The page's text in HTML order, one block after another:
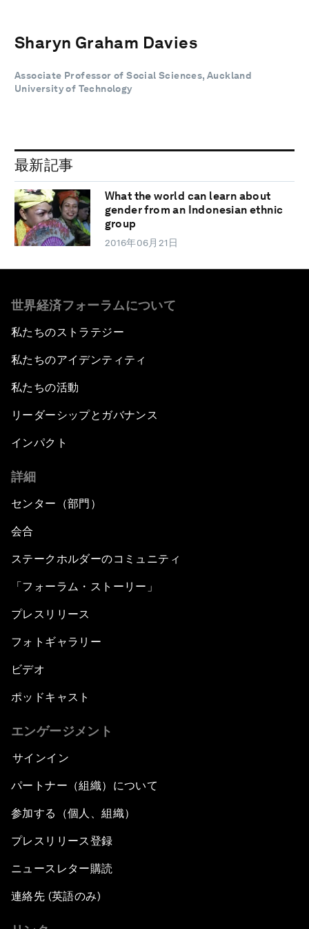
Sharyn Graham Davies
Associate Professor of Social Sciences, Auckland
University of Technology
最新記事
What the world can learn about
gender from an Indonesian ethnic
group
2016年06月21日
世界経済フォーラムについて
私たちのストラテジー
私たちのアイデンティティ
私たちの活動
リーダーシップとガバナンス
インパクト
詳細
センター（部門）
会合
ステークホルダーのコミュニティ
「フォーラム・ストーリー」
プレスリリース
フォトギャラリー
ビデオ
ポッドキャスト
エンゲージメント
サインイン
パートナー（組織）について
参加する（個人、組織）
プレスリリース登録
ニュースレター購読
連絡先 (英語のみ)